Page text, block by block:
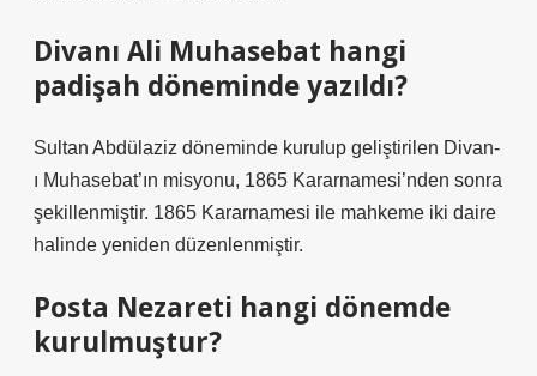
Divanı Ali Muhasebat hangi
padişah döneminde yazıldı?
Sultan Abdülaziz döneminde kurulup geliştirilen Divan-
ı Muhasebat’ın misyonu, 1865 Kararnamesi’nden sonra
şekillenmiştir. 1865 Kararnamesi ile mahkeme iki daire
halinde yeniden düzenlenmiştir.
Posta Nezareti hangi dönemde
kurulmuştur?